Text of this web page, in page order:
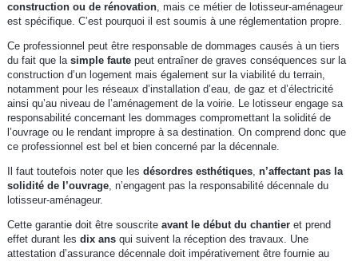
construction ou de rénovation, mais ce métier de lotisseur-aménageur
est spécifique. C’est pourquoi il est soumis à une réglementation propre.
Ce professionnel peut être responsable de dommages causés à un tiers
du fait que la simple fautepeut entraîner de graves conséquences sur la
construction d’un logement mais également sur la viabilité du terrain,
notamment pour les réseaux d’installation d’eau, de gaz et d’électricité
ainsi qu’au niveau de l’aménagement de la voirie. Le lotisseur engage sa
responsabilité concernant les dommages compromettant la solidité de
l’ouvrage ou le rendant impropre à sa destination. On comprend donc que
ce professionnel est bel et bien concerné par la décennale.
Il faut toutefois noter que les désordres esthétiques, n’affectant pas la
solidité de l’ouvrage, n’engagent pas la responsabilité décennale du
lotisseur-aménageur.
Cette garantie doit être souscrite avant le début du chantieret prend
effet durant les dix ansqui suivent la réception des travaux. Une
attestation d’assurance décennale doit impérativement être fournie au